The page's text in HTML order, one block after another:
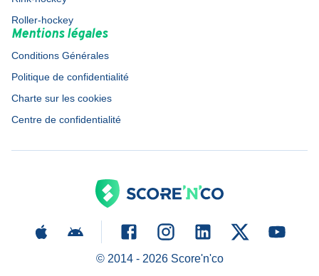
Roller-hockey
Mentions légales
Conditions Générales
Politique de confidentialité
Charte sur les cookies
Centre de confidentialité
© 2014 - 2026Score'n'co